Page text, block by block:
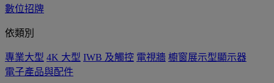
數位招牌
依類別
專業大型 4K 大型 IWB 及觸控 電視牆 櫥窗展示型顯示器
電子產品與配件